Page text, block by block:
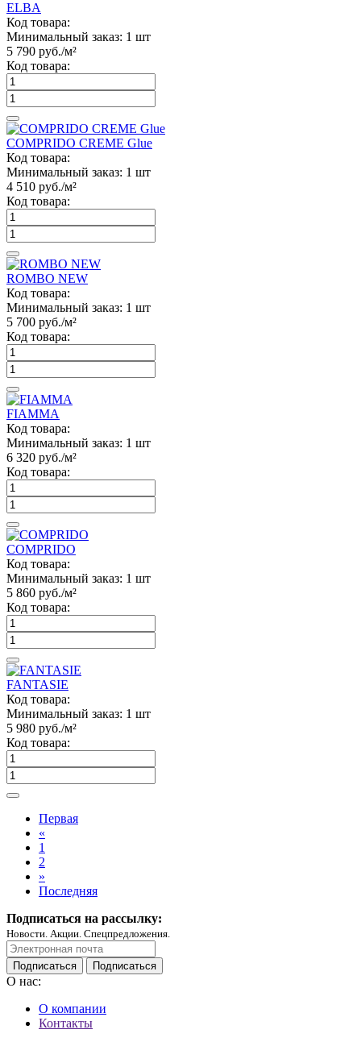
ELBA
Код товара:
Минимальный заказ: 1 шт
5 790 руб./м²
Код товара:
COMPRIDO CREME Glue
Код товара:
Минимальный заказ: 1 шт
4 510 руб./м²
Код товара:
ROMBO NEW
Код товара:
Минимальный заказ: 1 шт
5 700 руб./м²
Код товара:
FIAMMA
Код товара:
Минимальный заказ: 1 шт
6 320 руб./м²
Код товара:
COMPRIDO
Код товара:
Минимальный заказ: 1 шт
5 860 руб./м²
Код товара:
FANTASIE
Код товара:
Минимальный заказ: 1 шт
5 980 руб./м²
Код товара:
Первая
«
1
2
»
Последняя
Подписаться на рассылку:
Новости. Акции. Спецпредложения.
Подписаться Подписаться
О нас:
О компании
Контакты